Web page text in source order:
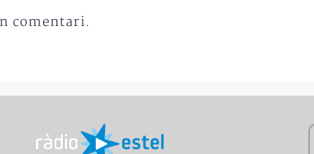
comentari.